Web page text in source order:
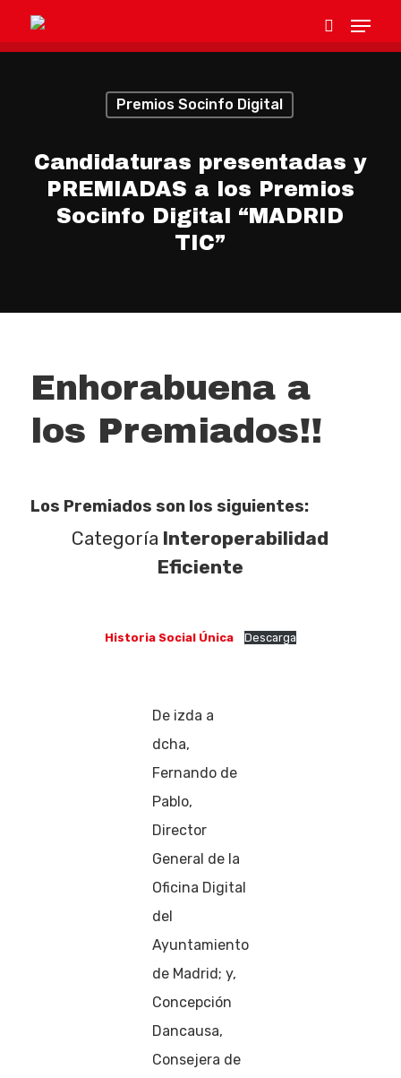
Hit enter to search or ESC to close
Premios Socinfo Digital
Candidaturas presentadas y
PREMIADAS a los Premios
Socinfo Digital “MADRID
TIC”
Enhorabuena a
los Premiados!!
Los Premiados son los siguientes:
Categoría Interoperabilidad
Eficiente
Historia Social Única Descarga
De izda a
dcha,
Fernando de
Pablo,
Director
General de la
Oficina Digital
del
Ayuntamiento
de Madrid; y,
Concepción
Dancausa,
Consejera de